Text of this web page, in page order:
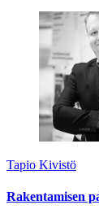
Tapio Kivistö
Rakentamisen